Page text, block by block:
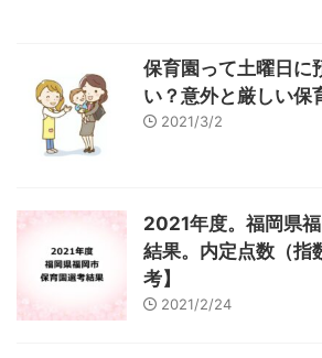
保育園って土曜日に
い？意外と厳しい保
2021/3/2
2021年度。福岡県
結果。内定点数（指
考】
2021/2/24